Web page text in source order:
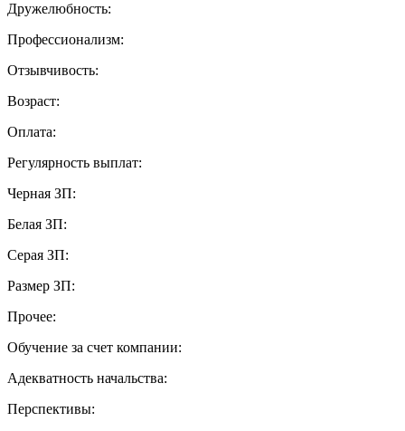
Дружелюбность:
Профессионализм:
Отзывчивость:
Возраст:
Оплата:
Регулярность выплат:
Черная ЗП:
Белая ЗП:
Серая ЗП:
Размер ЗП:
Прочее:
Обучение за счет компании:
Адекватность начальства:
Перспективы: